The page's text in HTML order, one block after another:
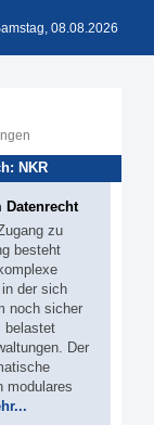
08.08.2026
NKR
Datenrecht
zu
besteht
der sich
noch sicher
belastet
Der
modulares